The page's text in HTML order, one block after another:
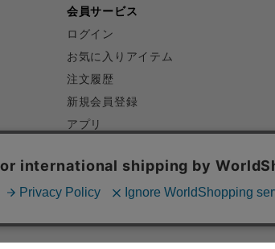
会員サービス
ログイン
お気に入りアイテム
注文履歴
新規会員登録
アプリ